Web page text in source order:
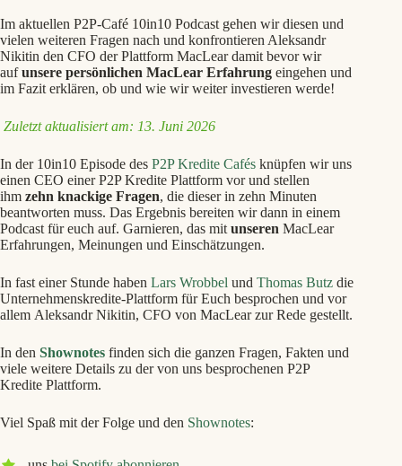
Im aktuellen P2P-Café 10in10 Podcast gehen wir diesen und
vielen weiteren Fragen nach und konfrontieren Aleksandr
Nikitin den CFO der Plattform MacLear damit bevor wir
aufunsere persönlichen MacLear Erfahrung eingehen und
im Fazit erklären, ob und wie wir weiter investieren werde!
Zuletzt aktualisiert am: 13. Juni 2026
In der 10in10 Episode des P2P Kredite Cafés knüpfen wir uns
einen CEO einer P2P Kredite Plattform vor und stellen
ihm zehn knackige Fragen, die dieser in zehn Minuten
beantworten muss. Das Ergebnis bereiten wir dann in einem
Podcast für euch auf. Garnieren, das mitunseren MacLear
Erfahrungen, Meinungen und Einschätzungen.
In fast einer Stunde haben Lars Wrobbel und Thomas Butz die
Unternehmenskredite-Plattform für Euch besprochen und vor
allem Aleksandr Nikitin, CFO von MacLear zur Rede gestellt.
In den Shownotes finden sich die ganzen Fragen, Fakten und
viele weitere Details zu der von uns besprochenen P2P
Kredite Plattform.
Viel Spaß mit der Folge und den Shownotes: